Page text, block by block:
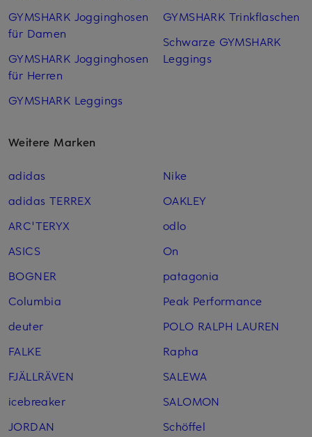
GYMSHARK Jogginghosen
für Damen
GYMSHARK Jogginghosen
für Herren
GYMSHARK Leggings
GYMSHARK Trinkflaschen
Schwarze GYMSHARK
Leggings
Weitere Marken
adidas
adidas TERREX
ARC'TERYX
ASICS
BOGNER
Columbia
deuter
FALKE
FJÄLLRÄVEN
icebreaker
JORDAN
Nike
OAKLEY
odlo
On
patagonia
Peak Performance
POLO RALPH LAUREN
Rapha
SALEWA
SALOMON
Schöffel